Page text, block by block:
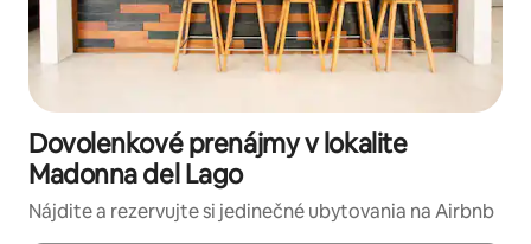
Dovolenkové prenájmy v lokalite
Madonna del Lago
Nájdite a rezervujte si jedinečné ubytovania na Airbnb